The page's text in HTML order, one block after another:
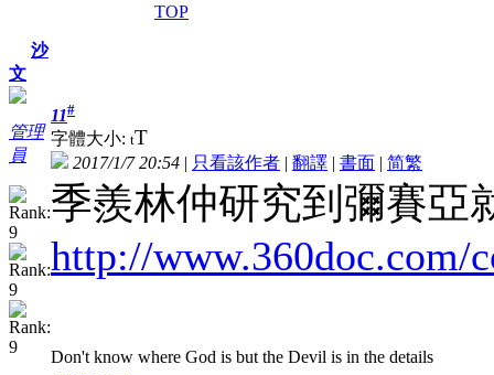
TOP
沙
文
管理
員
11#
字體大小: tT
2017/1/7 20:54 | 只看該作者 | 翻譯 | 書面 | 简繁
季羨林仲研究到彌賽亞
http://www.360doc.com/
Don't know where God is but the Devil is in the details